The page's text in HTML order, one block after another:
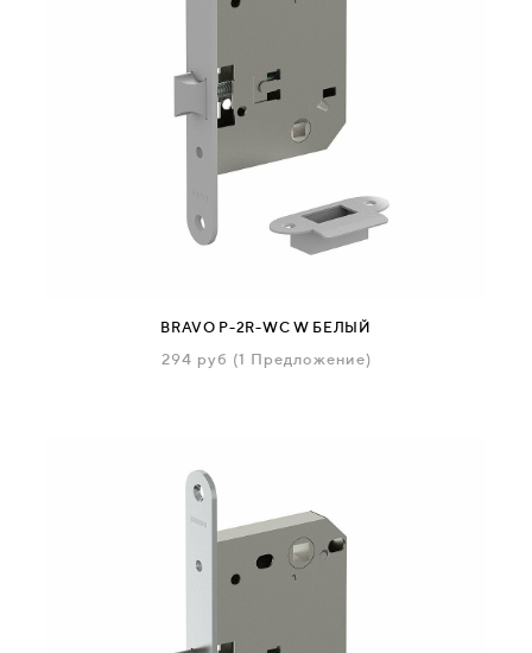
BRAVO P-2R-WC W БЕЛЫЙ
294 руб (1 Предложение)